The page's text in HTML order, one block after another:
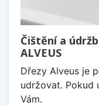
Čištění a
ALVEUS
Dřezy Alveus je
udržovat. Pokud
Vám.